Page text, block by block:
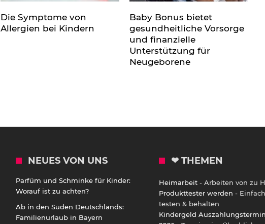
Die Symptome von
Allergien bei Kindern
Baby Bonus bietet
gesundheitliche Vorsorge
und finanzielle
Unterstützung für
Neugeborene
NEUES VON UNS
Parfüm und Schminke für Kinder:
Worauf ist zu achten?
Ab in den Süden Deutschlands:
Familienurlaub in Bayern
❤ THEMEN
Heimarbeit - Arbeiten von zu
Produkttester werden - Einfach
testen & behalten
Kindergeld